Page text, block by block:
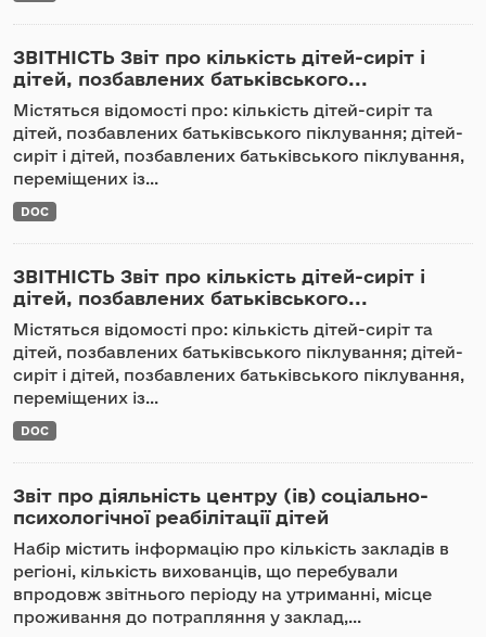
ЗВІТНІСТЬ Звіт про кількість дітей-сиріт і
дітей, позбавлених батьківського...
Містяться відомості про: кількість дітей-сиріт та
дітей, позбавлених батьківського піклування; дітей-
сиріт і дітей, позбавлених батьківського піклування,
переміщених із...
DOC
ЗВІТНІСТЬ Звіт про кількість дітей-сиріт і
дітей, позбавлених батьківського...
Містяться відомості про: кількість дітей-сиріт та
дітей, позбавлених батьківського піклування; дітей-
сиріт і дітей, позбавлених батьківського піклування,
переміщених із...
DOC
Звіт про діяльність центру (ів) соціально-
психологічної реабілітації дітей
Набір містить інформацію про кількість закладів в
регіоні, кількість вихованців, що перебували
впродовж звітнього періоду на утриманні, місце
проживання до потрапляння у заклад,...